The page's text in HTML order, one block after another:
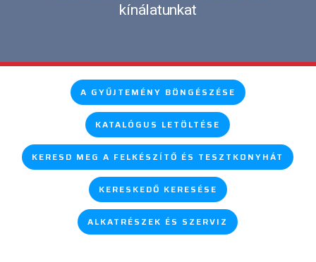
kínálatunkat
A GYŰJTEMÉNY BÖNGÉSZÉSE
KATALÓGUS LETÖLTÉSE
KERESD MEG A FELKÉSZÍTŐ ÉS TESZTKONYHÁT
KERESKEDŐ KERESÉSE
ALKATRÉSZEK ÉS SZERVIZ